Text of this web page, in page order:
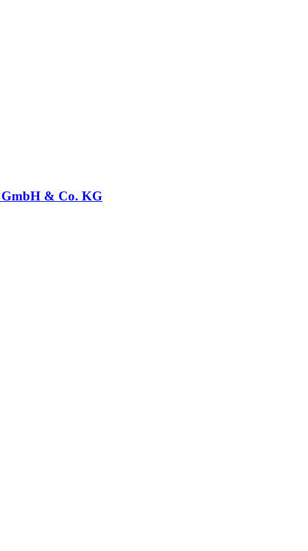
& Co. KG